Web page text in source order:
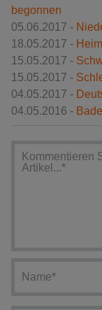
begonnen
05.06.2017 -
18.05.2017 -
15.05.2017 -
15.05.2017 -
04.05.2017 -
04.05.2016 -